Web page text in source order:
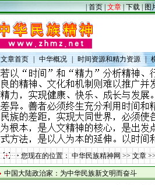
|首页|文章|下载| 图
文章首页 中华概况 时间资源和精力资源 |
您现在的位置：中华民族精神网>>文章
中国大陆政治家：为中华民族新文明而奋斗